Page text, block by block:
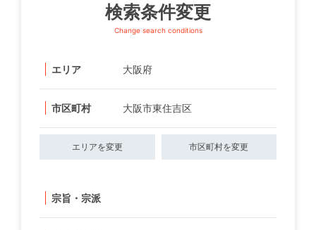
検索条件変更
Change search conditions
エリア 大阪府
市区町村 大阪市東住吉区
エリアを変更 市区町村を変更
宗旨・宗派